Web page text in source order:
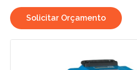
Solicitar Orçamento